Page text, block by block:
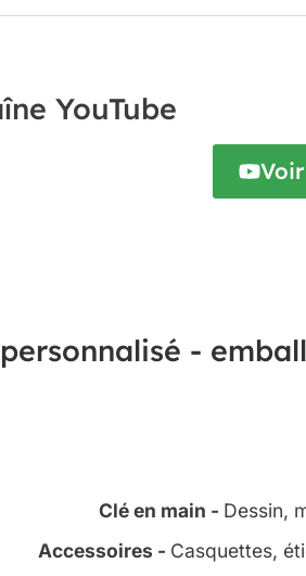
YouTube
Voir
Clé en main - Dessin,
Accessoires - Casquettes,